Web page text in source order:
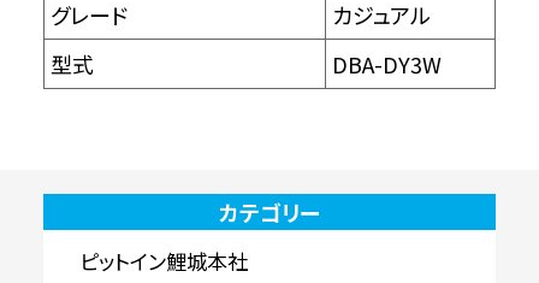
グレード
カジュアル
型式
DBA-DY3W
カテゴリー
ピットイン鯉城本社